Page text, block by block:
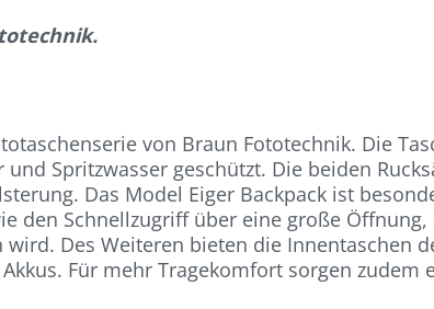
von Braun Fototechnik. Die
Spritzwasser geschützt. Die beiden
Das Model Eiger Backpack ist
den Schnellzugriff über eine große Öffnung,
Des Weiteren bieten die Innentaschen
Für mehr Tragekomfort sorgen zudem